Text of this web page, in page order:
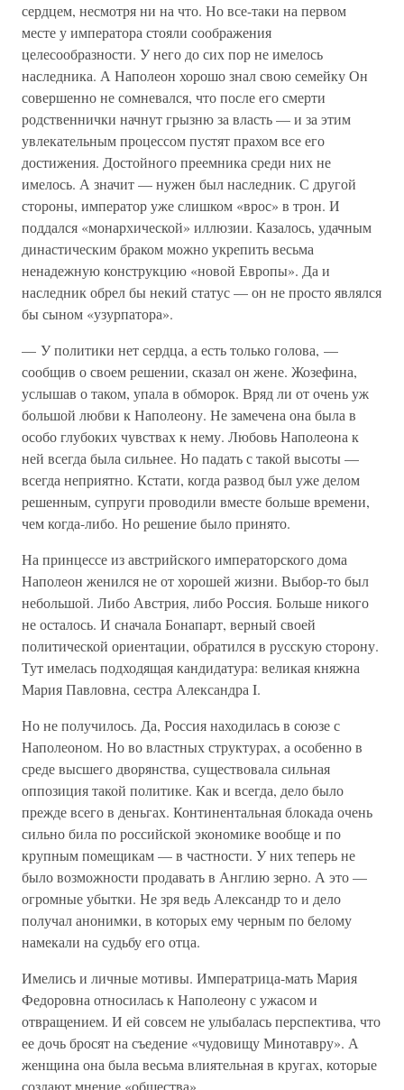
сердцем, несмотря ни на что. Но все-таки на первом
месте у императора стояли соображения
целесообразности. У него до сих пор не имелось
наследника. А Наполеон хорошо знал свою семейку Он
совершенно не сомневался, что после его смерти
родственнички начнут грызню за власть — и за этим
увлекательным процессом пустят прахом все его
достижения. Достойного преемника среди них не
имелось. А значит — нужен был наследник. С другой
стороны, император уже слишком «врос» в трон. И
поддался «монархической» иллюзии. Казалось, удачным
династическим браком можно укрепить весьма
ненадежную конструкцию «новой Европы». Да и
наследник обрел бы некий статус — он не просто являлся
бы сыном «узурпатора».
— У политики нет сердца, а есть только голова, —
сообщив о своем решении, сказал он жене. Жозефина,
услышав о таком, упала в обморок. Вряд ли от очень уж
большой любви к Наполеону. Не замечена она была в
особо глубоких чувствах к нему. Любовь Наполеона к
ней всегда была сильнее. Но падать с такой высоты —
всегда неприятно. Кстати, когда развод был уже делом
решенным, супруги проводили вместе больше времени,
чем когда-либо. Но решение было принято.
На принцессе из австрийского императорского дома
Наполеон женился не от хорошей жизни. Выбор-то был
небольшой. Либо Австрия, либо Россия. Больше никого
не осталось. И сначала Бонапарт, верный своей
политической ориентации, обратился в русскую сторону.
Тут имелась подходящая кандидатура: великая княжна
Мария Павловна, сестра Александра I.
Но не получилось. Да, Россия находилась в союзе с
Наполеоном. Но во властных структурах, а особенно в
среде высшего дворянства, существовала сильная
оппозиция такой политике. Как и всегда, дело было
прежде всего в деньгах. Континентальная блокада очень
сильно била по российской экономике вообще и по
крупным помещикам — в частности. У них теперь не
было возможности продавать в Англию зерно. А это —
огромные убытки. Не зря ведь Александр то и дело
получал анонимки, в которых ему черным по белому
намекали на судьбу его отца.
Имелись и личные мотивы. Императрица-мать Мария
Федоровна относилась к Наполеону с ужасом и
отвращением. И ей совсем не улыбалась перспектива, что
ее дочь бросят на съедение «чудовищу Минотавру». А
женщина она была весьма влиятельная в кругах, которые
создают мнение «общества».